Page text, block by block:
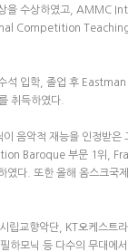
상을 수상하였고,
Competition Teaching
석 입학, 졸업 후
취득하였다.
음악적 재능을 인정받은
Baroque 부문 1위,
다. 또한 올해 옴스크국
교향악단, KT오케스트
하모닉 등 다수의 무대